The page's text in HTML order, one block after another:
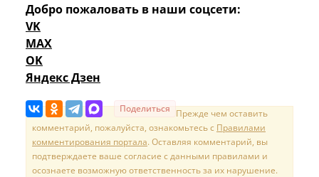
Добро пожаловать в наши соцсети:
VK
MAX
OK
Яндекс Дзен
Поделиться Прежде чем оставить
комментарий, пожалуйста, ознакомьтесь с Правилами
комментирования портала. Оставляя комментарий, вы
подтверждаете ваше согласие с данными правилами и
осознаете возможную ответственность за их нарушение.